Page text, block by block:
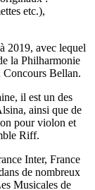
etc.),
2019, avec lequel
la Philharmonie
Concours Bellan.
il est un des
ainsi que de
pour violon et
Riff.
Inter, France
de nombreux
Musicales de